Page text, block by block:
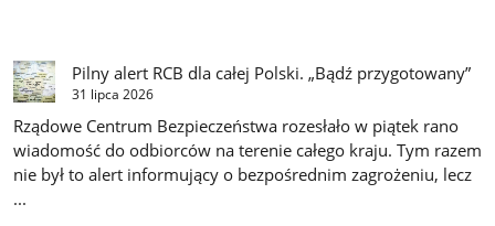
Pilny alert RCB dla całej Polski. „Bądź przygotowany”
31 lipca 2026
Rządowe Centrum Bezpieczeństwa rozesłało w piątek rano
wiadomość do odbiorców na terenie całego kraju. Tym razem
nie był to alert informujący o bezpośrednim zagrożeniu, lecz
...